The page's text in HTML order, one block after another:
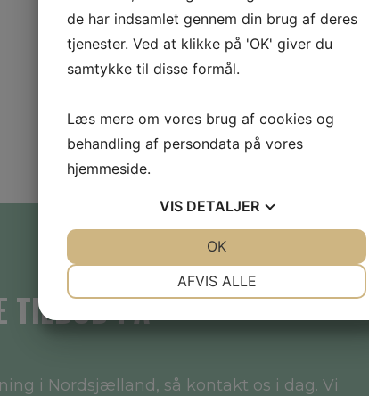
hvorfor vi også helt sikkert kan
charme.
Lad os stå for gulvafslibning i
ansigtsløft. Ring til os i dag for
00 75
TILBUD PÅ
i Nordsjælland, så kontakt os i dag. Vi
de har indsamlet gennem din brug af deres
tjenester. Ved at klikke på 'OK' giver du
samtykke til disse formål.
Læs mere om vores brug af cookies og
behandling af persondata på vores
hjemmeside.
VIS DETALJER
AFVIS ALLE
OK